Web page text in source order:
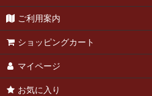
ご利用案内
ショッピングカート
マイページ
お気に入り